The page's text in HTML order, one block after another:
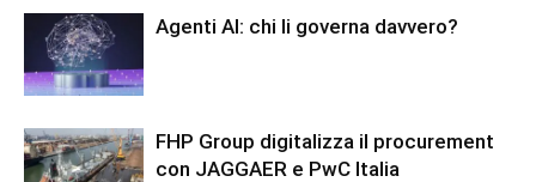
Agenti AI: chi li governa davvero?
FHP Group digitalizza il procurement
con JAGGAER e PwC Italia